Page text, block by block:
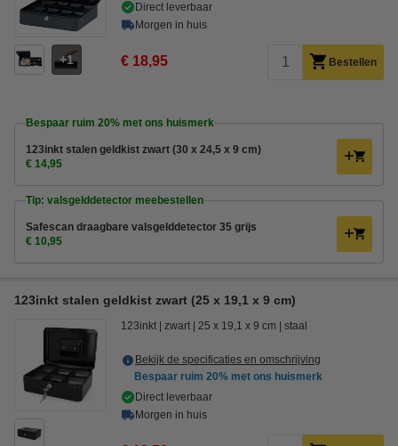
1
Direct leverbaar
Morgen in huis
€ 18,95 Bestellen
Bespaar ruim 20% met ons huismerk
123inkt stalen geldkist zwart (30 x 24,5 x 9 cm)
€ 14,95
Tip: valsgelddetector meebestellen
Safescan draagbare valsgelddetector 35 grijs
€ 10,95
123inkt stalen geldkist zwart (25 x 19,1 x 9 cm)
123inkt zwart 25 x 19,1 x 9 cm staal
Bekijk de specificaties en omschrijving
Bespaar ruim 20% met ons huismerk
Direct leverbaar
Morgen in huis